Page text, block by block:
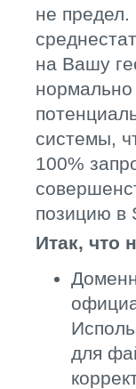
не предел.
на Вашу
нормально
системы,
100%
позицию в
Итак, что
для